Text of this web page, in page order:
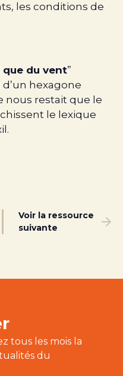
les conditions de
du vent”
hexagone
nous restait que le
le lexique
Voir la ressource
suivante
tous les mois la
du